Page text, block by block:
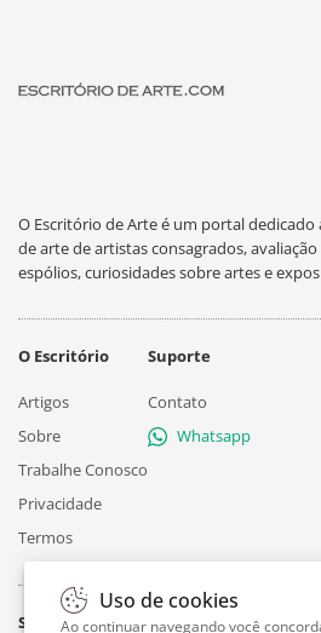
O Escritório de Arte é um portal
de arte de artistas consagrados,
espólios, curiosidades sobre artes e
O Escritório
Artigos
Sobre
Trabalhe Conosco
Privacidade
Termos
Suporte
Contato
Whatsapp
Siga
Uso de cookies
Ao continuar navegando você